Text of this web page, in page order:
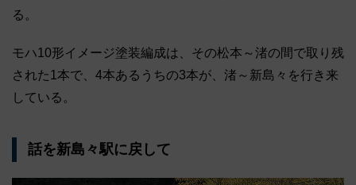
る。
モハ10形イメージ塗装編成は、その松本～渚の間で取り残
された1本で、4本あるうちの3本が、渚～新島々を行き来
している。
話を新島々駅に戻して